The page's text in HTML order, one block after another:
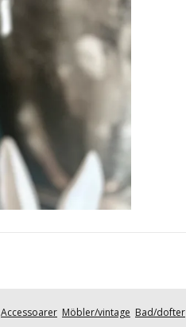
Accessoarer Möbler/vintage Bad/dofter